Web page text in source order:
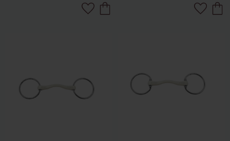
Lägg till i favoriter Lägg till